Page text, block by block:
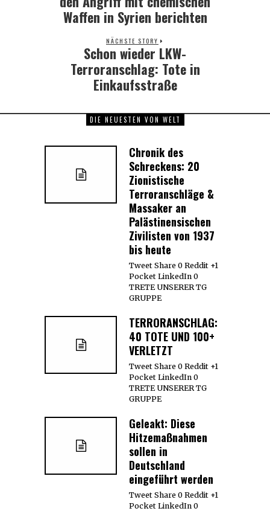
Waffen in Syrien berichten
NÄCHSTE STORY
Next
post:
Schon wieder LKW-
Terroranschlag: Tote in
Einkaufsstraße
DIE NEUESTEN VON WELT
Chronik des
Schreckens: 20
Zionistische
Terroranschläge &
Massaker an
Palästinensischen
Zivilisten von 1937
bis heute
Tweet Share 0 Reddit +1
Pocket LinkedIn 0
TRETE UNSERER TG
GRUPPE
TERRORANSCHLAG:
40 TOTE UND 100+
VERLETZT
Tweet Share 0 Reddit +1
Pocket LinkedIn 0
TRETE UNSERER TG
GRUPPE
Geleakt: Diese
Hitzemaßnahmen
sollen in
Deutschland
eingeführt werden
Tweet Share 0 Reddit +1
Pocket LinkedIn 0